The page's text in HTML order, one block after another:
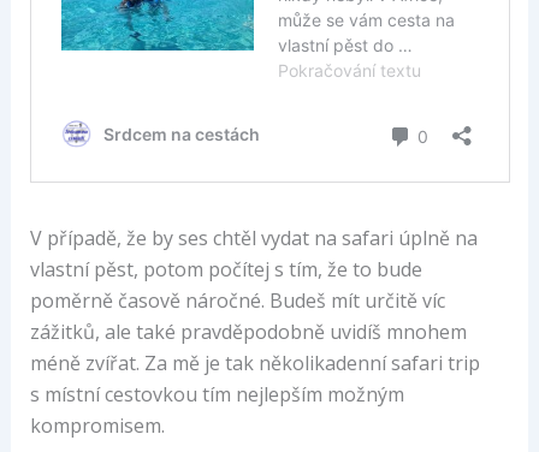
V případě, že by ses chtěl vydat na safari úplně na
vlastní pěst, potom počítej s tím, že to bude
poměrně časově náročné. Budeš mít určitě víc
zážitků, ale také pravděpodobně uvidíš mnohem
méně zvířat. Za mě je tak několikadenní safari trip
s místní cestovkou tím nejlepším možným
kompromisem.